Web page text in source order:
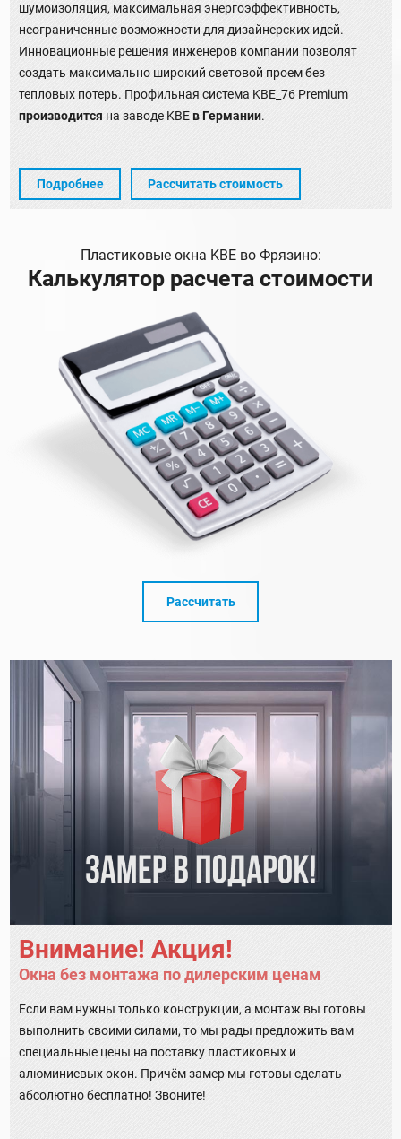
шумоизоляция, максимальная энергоэффективность,
неограниченные возможности для дизайнерских идей.
Инновационные решения инженеров компании позволят
создать максимально широкий световой проем без
тепловых потерь. Профильная система KBE_76 Premium
производится на заводе KBEв Германии.
Подробнее Рассчитать стоимость
Пластиковые окна KBE во Фрязино:
Калькулятор расчета стоимости
Рассчитать
Внимание! Акция!
Окна без монтажа по дилерским ценам
Если вам нужны только конструкции, а монтаж вы готовы
выполнить своими силами, то мы рады предложить вам
специальные цены на поставку пластиковых и
алюминиевых окон. Причём замер мы готовы сделать
абсолютно бесплатно! Звоните!